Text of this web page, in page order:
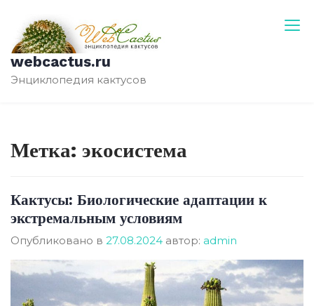
содержимому
webcactus.ru
Энциклопедия кактусов
Метка: экосистема
Кактусы: Биологические адаптации к
экстремальным условиям
Опубликовано в 27.08.2024 автор: admin